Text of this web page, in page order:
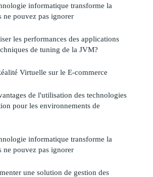
informatique transforme la
ne pouvez pas ignorer
les performances des applications
de tuning de la JVM?
Virtuelle sur le E-commerce
de l'utilisation des technologies
pour les environnements de
informatique transforme la
ne pouvez pas ignorer
une solution de gestion des